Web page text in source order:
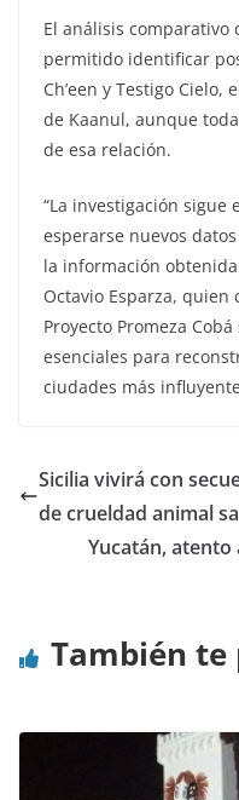
El análisis comparativo
permitido identificar
Ch’een y Testigo
de Kaanul, aunque
de esa relación.
“La investigación sigue
esperarse nuevos
la información
Octavio Esparza,
Proyecto Promeza
esenciales para
ciudades más
Sicilia vivirá con
de crueldad animal
Yucatán,
También te